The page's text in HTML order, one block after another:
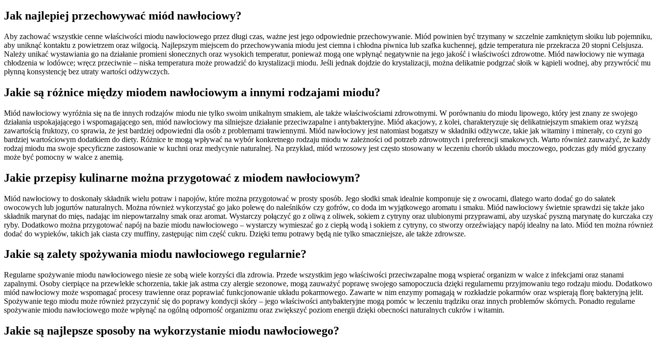
Jak najlepiej przechowywać miód nawłociowy?
Aby zachować wszystkie cenne właściwości miodu nawłociowego przez długi czas, ważne jest jego odpowiednie przechowywanie. Miód powinien być trzymany w szczelnie zamkniętym słoiku lub pojemniku,
aby uniknąć kontaktu z powietrzem oraz wilgocią. Najlepszym miejscem do przechowywania miodu jest ciemna i chłodna piwnica lub szafka kuchennej, gdzie temperatura nie przekracza 20 stopni Celsjusza.
Należy unikać wystawiania go na działanie promieni słonecznych oraz wysokich temperatur, ponieważ mogą one wpłynąć negatywnie na jego jakość i właściwości zdrowotne. Miód nawłociowy nie wymaga
chłodzenia w lodówce; wręcz przeciwnie – niska temperatura może prowadzić do krystalizacji miodu. Jeśli jednak dojdzie do krystalizacji, można delikatnie podgrzać słoik w kąpieli wodnej, aby przywrócić mu
płynną konsystencję bez utraty wartości odżywczych.
Jakie są różnice między miodem nawłociowym a innymi rodzajami miodu?
Miód nawłociowy wyróżnia się na tle innych rodzajów miodu nie tylko swoim unikalnym smakiem, ale także właściwościami zdrowotnymi. W porównaniu do miodu lipowego, który jest znany ze swojego
działania uspokajającego i wspomagającego sen, miód nawłociowy ma silniejsze działanie przeciwzapalne i antybakteryjne. Miód akacjowy, z kolei, charakteryzuje się delikatniejszym smakiem oraz wyższą
zawartością fruktozy, co sprawia, że jest bardziej odpowiedni dla osób z problemami trawiennymi. Miód nawłociowy jest natomiast bogatszy w składniki odżywcze, takie jak witaminy i minerały, co czyni go
bardziej wartościowym dodatkiem do diety. Różnice te mogą wpływać na wybór konkretnego rodzaju miodu w zależności od potrzeb zdrowotnych i preferencji smakowych. Warto również zauważyć, że każdy
rodzaj miodu ma swoje specyficzne zastosowanie w kuchni oraz medycynie naturalnej. Na przykład, miód wrzosowy jest często stosowany w leczeniu chorób układu moczowego, podczas gdy miód gryczany
może być pomocny w walce z anemią.
Jakie przepisy kulinarne można przygotować z miodem nawłociowym?
Miód nawłociowy to doskonały składnik wielu potraw i napojów, które można przygotować w prosty sposób. Jego słodki smak idealnie komponuje się z owocami, dlatego warto dodać go do sałatek
owocowych lub jogurtów naturalnych. Można również wykorzystać go jako polewę do naleśników czy gofrów, co doda im wyjątkowego aromatu i smaku. Miód nawłociowy świetnie sprawdzi się także jako
składnik marynat do mięs, nadając im niepowtarzalny smak oraz aromat. Wystarczy połączyć go z oliwą z oliwek, sokiem z cytryny oraz ulubionymi przyprawami, aby uzyskać pyszną marynatę do kurczaka czy
ryby. Dodatkowo można przygotować napój na bazie miodu nawłociowego – wystarczy wymieszać go z ciepłą wodą i sokiem z cytryny, co stworzy orzeźwiający napój idealny na lato. Miód ten można również
dodać do wypieków, takich jak ciasta czy muffiny, zastępując nim część cukru. Dzięki temu potrawy będą nie tylko smaczniejsze, ale także zdrowsze.
Jakie są zalety spożywania miodu nawłociowego regularnie?
Regularne spożywanie miodu nawłociowego niesie ze sobą wiele korzyści dla zdrowia. Przede wszystkim jego właściwości przeciwzapalne mogą wspierać organizm w walce z infekcjami oraz stanami
zapalnymi. Osoby cierpiące na przewlekłe schorzenia, takie jak astma czy alergie sezonowe, mogą zauważyć poprawę swojego samopoczucia dzięki regularnemu przyjmowaniu tego rodzaju miodu. Dodatkowo
miód nawłociowy może wspomagać procesy trawienne oraz poprawiać funkcjonowanie układu pokarmowego. Zawarte w nim enzymy pomagają w rozkładzie pokarmów oraz wspierają florę bakteryjną jelit.
Spożywanie tego miodu może również przyczynić się do poprawy kondycji skóry – jego właściwości antybakteryjne mogą pomóc w leczeniu trądziku oraz innych problemów skórnych. Ponadto regularne
spożywanie miodu nawłociowego może wpłynąć na ogólną odporność organizmu oraz zwiększyć poziom energii dzięki obecności naturalnych cukrów i witamin.
Jakie są najlepsze sposoby na wykorzystanie miodu nawłociowego?